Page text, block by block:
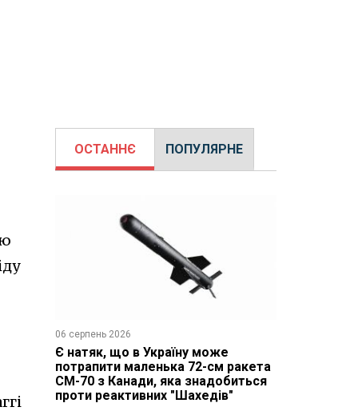
ОСТАННЄ ПОПУЛЯРНЕ
06 серпень 2026
Є натяк, що в Україну може
потрапити маленька 72-см ракета
CM-70 з Канади, яка знадобиться
проти реактивних "Шахедів"